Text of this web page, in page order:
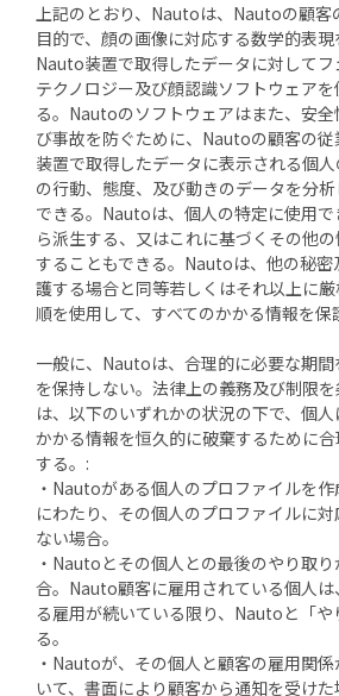
上記のとおり、Nautoは、Nautoの顧客
目的で、顔の画像に対応する数学的表現
Nauto装置で取得したデータに対して
テクノロジー及び顔認識ソフトウェア
る。Nautoのソフトウェアはまた、安
び事故を防ぐために、Nautoの顧客の
装置で取得したデータに表示される個
の行動、態度、及び動きのデータを分
できる。Nautoは、個人の特定に使用
ら派生する、又はこれに基づくその他
することもできる。Nautoは、他の秘密
護する場合と同等若しくはそれ以上に
順を使用して、すべてのかかる情報を保
一般に、Nautoは、合理的に必要な期間
を保持しない。法律上の義務及び制限
は、以下のいずれかの状況の下で、個
かかる情報を恒久的に破棄するために
する。:
・Nautoがある個人のプロファイルを
にわたり、その個人のプロファイルに
ない場合。
・Nautoとその個人との最後のやり取
合。Nauto顧客に雇用されている個人
る雇用が続いている限り、Nautoと「や
る。
・Nautoが、その個人と顧客の雇用関
いて、書面により顧客から通知を受けた